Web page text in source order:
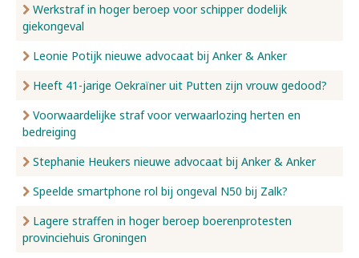
Werkstraf in hoger beroep voor schipper dodelijk
giekongeval
Leonie Potijk nieuwe advocaat bij Anker & Anker
Heeft 41-jarige Oekraïner uit Putten zijn vrouw gedood?
Voorwaardelijke straf voor verwaarlozing herten en
bedreiging
Stephanie Heukers nieuwe advocaat bij Anker & Anker
Speelde smartphone rol bij ongeval N50 bij Zalk?
Lagere straffen in hoger beroep boerenprotesten
provinciehuis Groningen